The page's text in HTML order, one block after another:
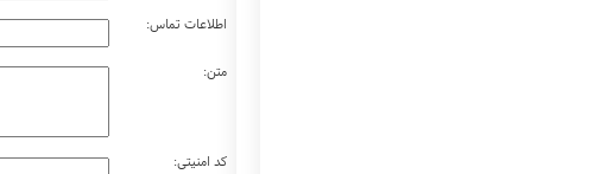
اطلاعات تماس:
متن:
کد امنیتی: